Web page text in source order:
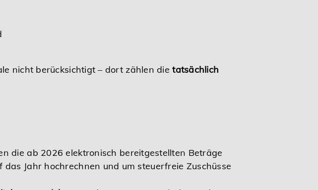
nicht berücksichtigt – dort zählen dietatsächlich
die ab 2026 elektronisch bereitgestellten Beträge
Jahr hochrechnen und um steuerfreie Zuschüsse